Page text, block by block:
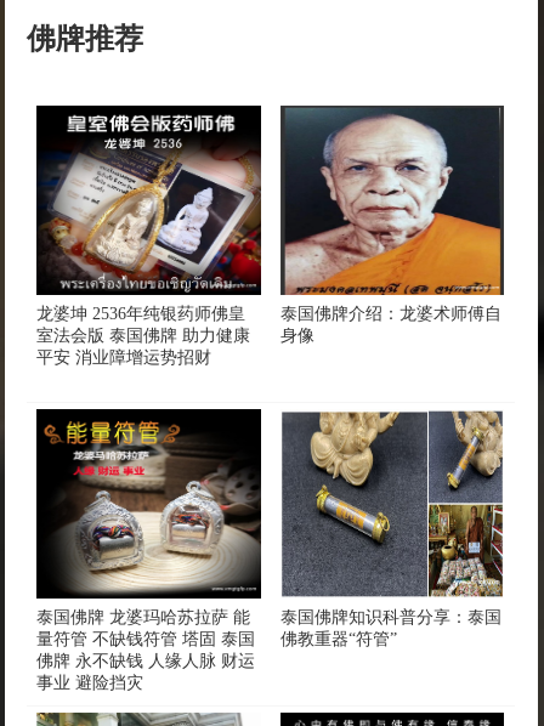
佛牌推荐
龙婆坤 2536年纯银药师佛皇
室法会版 泰国佛牌 助力健康
平安 消业障增运势招财
泰国佛牌介绍：龙婆术师傅自
身像
泰国佛牌 龙婆玛哈苏拉萨 能
量符管 不缺钱符管 塔固 泰国
佛牌 永不缺钱 人缘人脉 财运
事业 避险挡灾
泰国佛牌知识科普分享：泰国
佛教重器“符管”